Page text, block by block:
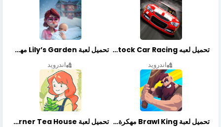
تحميل لعبه Stock Car Racing مهكرة أخر إصدار
اندرويد
تحميل لعبة Lily’s Garden مهكرة أخر إصدار
اندرويد
تحميل لعبة Brawl King مهكرة أخر إصدار تحميل لعبة Little Corner Tea House مهكرة أخر إصدار